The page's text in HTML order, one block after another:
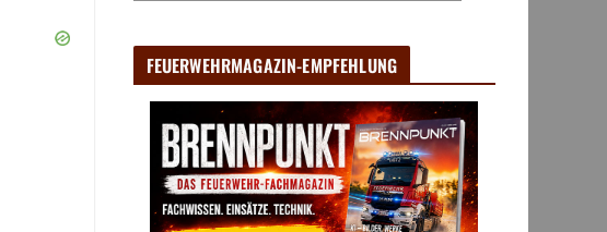
FEUERWEHRMAGAZIN-EMPFEHLUNG